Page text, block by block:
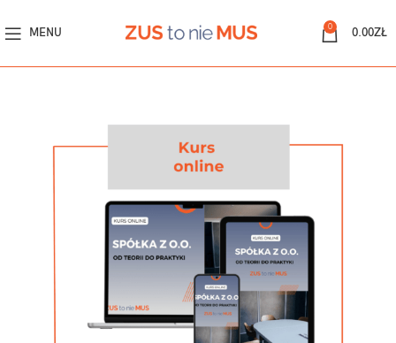
MENU 0 0.00ZŁ